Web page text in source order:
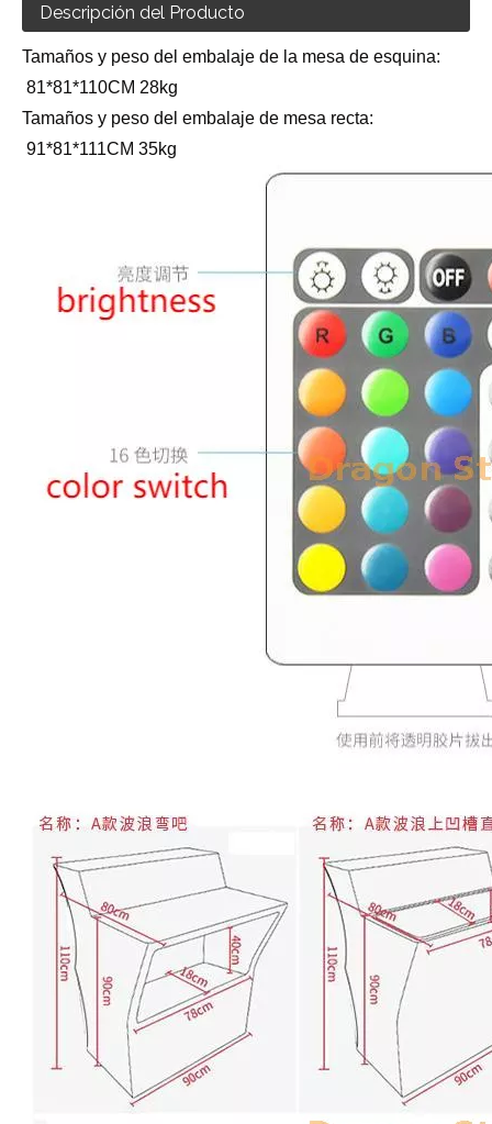
Descripción del Producto
Tamaños y peso del embalaje de la mesa de esquina:
81*81*110CM 28kg
Tamaños y peso del embalaje de mesa recta:
91*81*111CM 35kg